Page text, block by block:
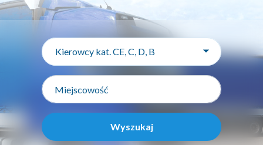
Kierowcy kat. CE, C, D, B
Wyszukaj